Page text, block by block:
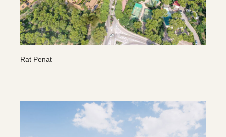
Rat Penat